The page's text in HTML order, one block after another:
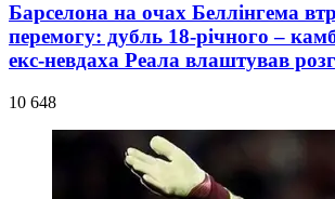
Барселона на очах Беллінгема
перемогу: дубль 18-річного –
екс-невдаха Реала влаштував
10 648